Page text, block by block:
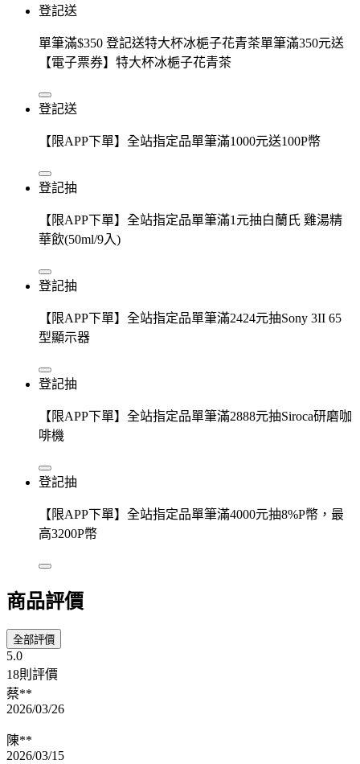
登記送
單筆滿$350 登記送特大杯冰梔子花青茶單筆滿350元送
【電子票券】特大杯冰梔子花青茶
登記送
【限APP下單】全站指定品單筆滿1000元送100P幣
登記抽
【限APP下單】全站指定品單筆滿1元抽白蘭氏 雞湯精
華飲(50ml/9入)
登記抽
【限APP下單】全站指定品單筆滿2424元抽Sony 3II 65
型顯示器
登記抽
【限APP下單】全站指定品單筆滿2888元抽Siroca研磨咖
啡機
登記抽
【限APP下單】全站指定品單筆滿4000元抽8%P幣，最
高3200P幣
商品評價
全部評價
5.0
18則評價
蔡**
2026/03/26
陳**
2026/03/15